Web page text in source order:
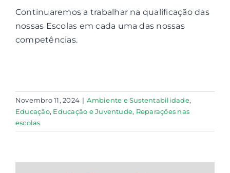
Continuaremos a trabalhar na qualificação das
nossas Escolas em cada uma das nossas
competências.
Novembro 11, 2024 | Ambiente e Sustentabilidade,
Educação, Educação e Juventude, Reparações nas
escolas